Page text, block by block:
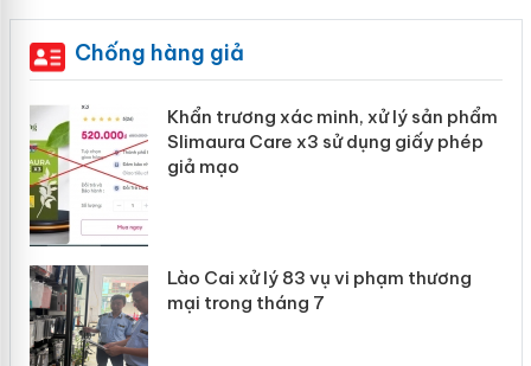
Chống hàng giả
Khẩn trương xác minh, xử lý sản phẩm
Slimaura Care x3 sử dụng giấy phép
giả mạo
Lào Cai xử lý 83 vụ vi phạm thương
mại trong tháng 7